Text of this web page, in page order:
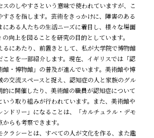
スのしやすさという意味で使われていますが、こ
すさを指します。芸術をきっかけに、障害のある
にある人たちの生活ニーズに着目し、様々な場面
向上を図ることを研究の目的としています。
るにあたり、前置きとして、私が大学院で博物館
ことを一部紹介します。現在、イギリスでは「認
館・博物館」の普及が進んでいます。美術館や博
の交流スペースと捉え、認知症の人と家族のグル
的に開催したり、美術館の職員が認知症について
う取り組みが行われています。また、美術館や
ンドリー」になることは、「カルチュラル・デモ
らも考察できます。
クラシーとは、すべての人が文化を作る、また鑑